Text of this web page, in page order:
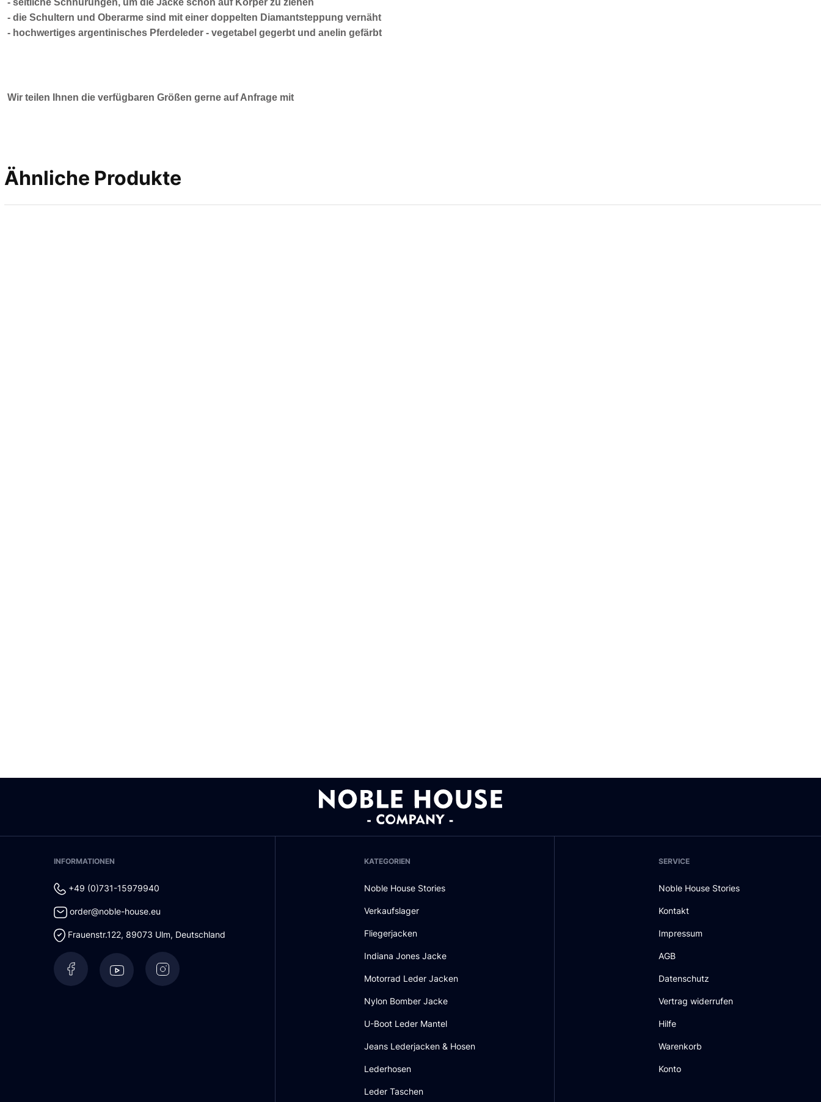
- seitliche Schnürungen, um die Jacke schön auf Körper zu ziehen
- die Schultern und Oberarme sind mit einer doppelten Diamantsteppung vernäht
- hochwertiges argentinisches Pferdeleder - vegetabel gegerbt und anelin gefärbt
Wir teilen Ihnen die verfügbaren Größen gerne auf Anfrage mit
Ähnliche Produkte
INFORMATIONEN
+49 (0)731-15979940
order@noble-house.eu
Frauenstr.122, 89073 Ulm, Deutschland
KATEGORIEN
Noble House Stories
Verkaufslager
Fliegerjacken
Indiana Jones Jacke
Motorrad Leder Jacken
Nylon Bomber Jacke
U-Boot Leder Mantel
Jeans Lederjacken & Hosen
Lederhosen
Leder Taschen
SERVICE
Noble House Stories
Kontakt
Impressum
AGB
Datenschutz
Vertrag widerrufen
Hilfe
Warenkorb
Konto